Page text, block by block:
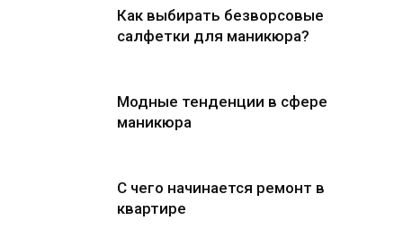
Как выбирать безворсовые
салфетки для маникюра?
Модные тенденции в сфере
маникюра
С чего начинается ремонт в
квартире